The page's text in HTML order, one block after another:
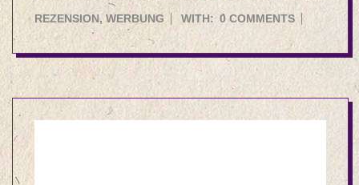
26
REZENSION,WERBUNG WITH: 0 COMMENTS